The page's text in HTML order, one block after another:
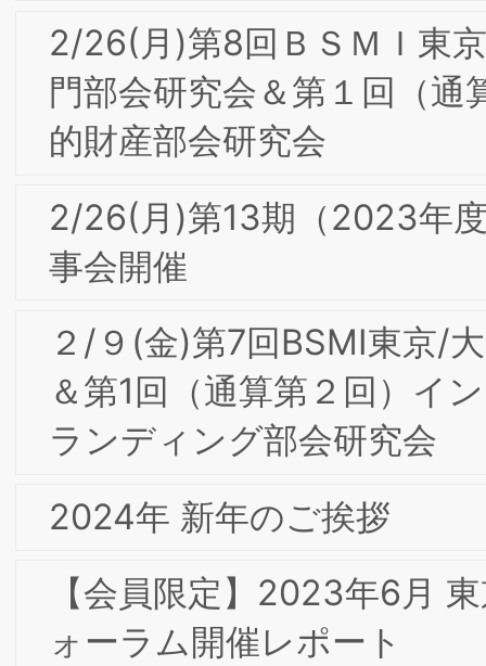
ーラム開催レポート
【会員限定】2022年4月 第1回第1回東阪
合同専門部会研究会「新聞社から見たブ
【会員限定】2022年2月 東京第19回フ
ーラム開催レポート
専門部会研究会「Calbee Future Laboと
ユーザーイノベーション」カルビー株式
会社 大塚竜太 氏
【会員限定】2021年12月 第6回東阪合同
肌ラボ、ロクシタンからスマートニュ
スまで」Strategy Partners 西口一希 氏